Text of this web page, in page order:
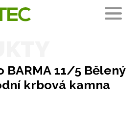
BARMA 11/5 Bělený
krbová kamna